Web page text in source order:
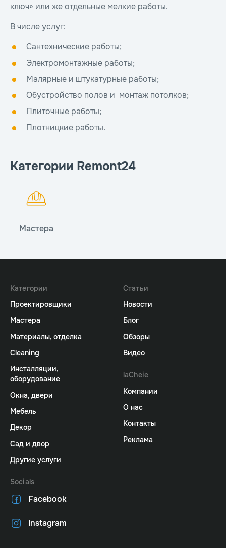
ключ» или же отдельные мелкие работы.
В числе услуг:
Сантехнические работы;
Электромонтажные работы;
Малярные и штукатурные работы;
Обустройство полов и монтаж потолков;
Плиточные работы;
Плотницкие работы.
Категории Remont24
Мастера
Категории
Проектировщики
Мастера
Материалы, отделка
Cleaning
Инсталляции,
оборудование
Окна, двери
Мебель
Декор
Сад и двор
Другие услуги
Статьи
Новости
Блог
Обзоры
Видео
laCheie
Компании
О нас
Контакты
Реклама
Socials
Facebook
Instagram